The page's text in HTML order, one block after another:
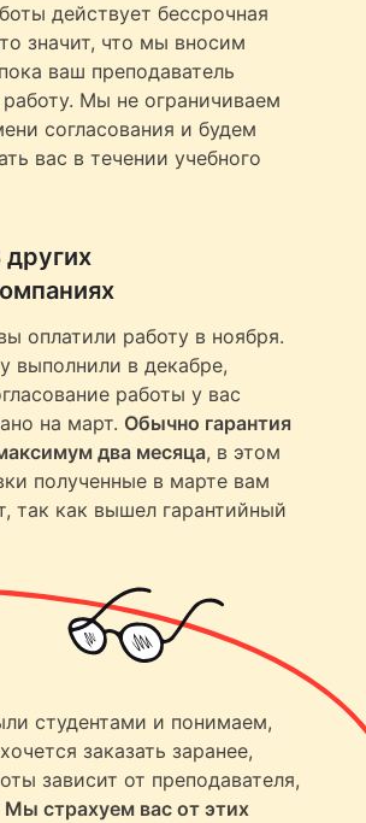
действует бессрочная
значит, что мы вносим
ваш преподаватель
Мы не ограничиваем
согласования и будем
вас в течении учебного
других
оплатили работу в ноября.
выполнили в декабре,
работы у вас
на март. Обычно гарантия
два месяца, в этом
полученные в марте вам
так как вышел гарантийный
студентами и понимаем,
заказать заранее,
зависит от преподавателя,
Мы страхуем вас от этих